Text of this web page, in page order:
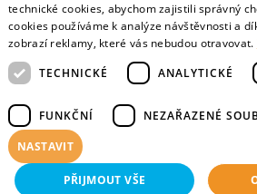
Data o umírání
Nejnovější data o postojích
Virtuální vzpomínky
technické cookies, abychom zajistili správný
cookies používáme k analýze návštěvnosti a
zobrazí reklamy, které vás nebudou otravovat.
TECHNICKÉ
ANALYTICKÉ
FUNKČNÍ NEZAŘAZENÉ
NASTAVIT
PŘIJMOUT VŠE